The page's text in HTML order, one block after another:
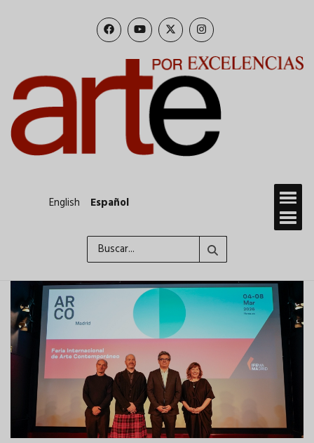
English Español